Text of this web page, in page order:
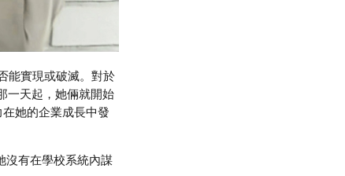
能實現或破滅。對於
一天起，她倆就開始
她的企業成長中發
沒有在學校系統內謀